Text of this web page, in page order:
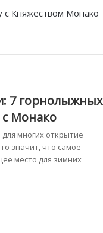
с Княжеством Монако
7 горнолыжных
Монако
многих открытие
значит, что самое
место для зимних